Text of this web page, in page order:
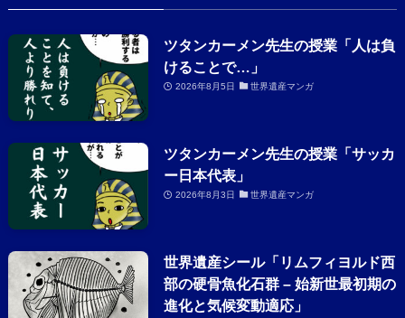
ツタンカーメン先生の授業「人は負
けることで…」
2026年8月5日 世界遺産マンガ
ツタンカーメン先生の授業「サッカ
ー日本代表」
2026年8月3日 世界遺産マンガ
世界遺産シール「リムフィヨルド西
部の硬骨魚化石群 – 始新世最初期の
進化と気候変動適応」